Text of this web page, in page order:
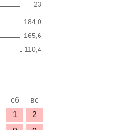
23
184,0
165,6
110,4
сб
вс
1
2